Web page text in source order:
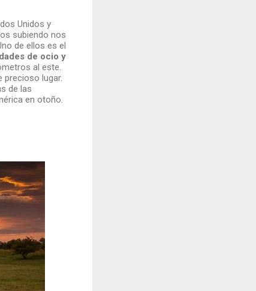
Unidos y
subiendo nos
de ellos es el
de ocio y
al este.
precioso lugar.
de las
en otoño.